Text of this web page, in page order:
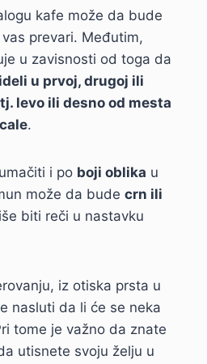
kafe može da bude
prevari. Međutim,
u zavisnosti od toga da
u prvoj, drugoj ili
levo ili desno od mesta
.
i po boji oblika u
može da bude crn ili
biti reči u nastavku
iz otiska prsta u
nasluti da li će se neka
tome je važno da znate
utisnete svoju želju u